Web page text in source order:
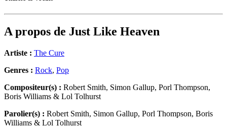
A propos de Just Like Heaven
Artiste : The Cure
Genres : Rock, Pop
Compositeur(s) : Robert Smith, Simon Gallup, Porl Thompson,
Boris Williams & Lol Tolhurst
Parolier(s) : Robert Smith, Simon Gallup, Porl Thompson, Boris
Williams & Lol Tolhurst